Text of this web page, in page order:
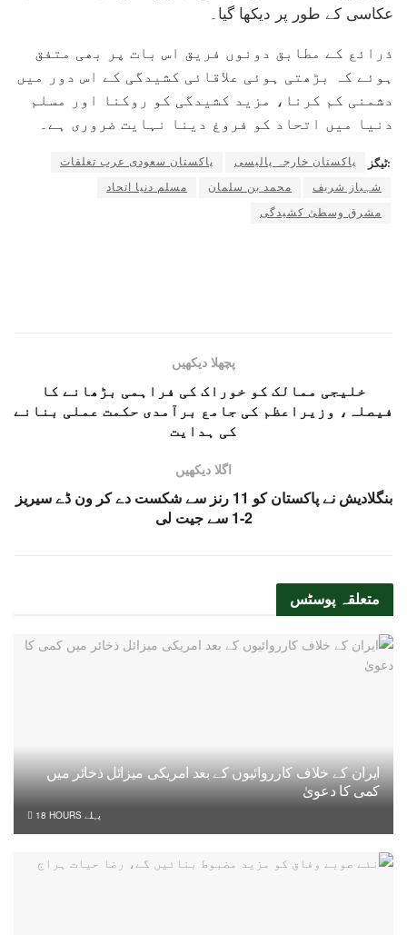
عکاسی کے طور پر دیکھا گیا۔
ذرائع کے مطابق دونوں فریق اس بات پر بھی متفق
ہوئے کہ بڑھتی ہوئی علاقائی کشیدگی کے اس دور میں
دشمنی کم کرنا، مزید کشیدگی کو روکنا اور مسلم
دنیا میں اتحاد کو فروغ دینا نہایت ضروری ہے۔
ٹیگز: پاکستان خارجہ پالیسی
پاکستان سعودی عرب تعلقات
شہباز شریف
محمد بن سلمان
مسلم دنیا اتحاد
مشرق وسطیٰ کشیدگی
پچھلا دیکھیں
خلیجی ممالک کو خوراک کی فراہمی بڑھانے کا
فیصلہ، وزیراعظم کی جامع برآمدی حکمت عملی بنانے
کی ہدایت
اگلا دیکھیں
بنگلادیش نے پاکستان کو 11 رنز سے شکست دے کر ون ڈے سیریز
2-1 سے جیت لی
متعلقہ پوسٹس
ایران کے خلاف کارروائیوں کے بعد امریکی میزائل ذخائر میں
کمی کا دعویٰ
18 HOURS پہلے